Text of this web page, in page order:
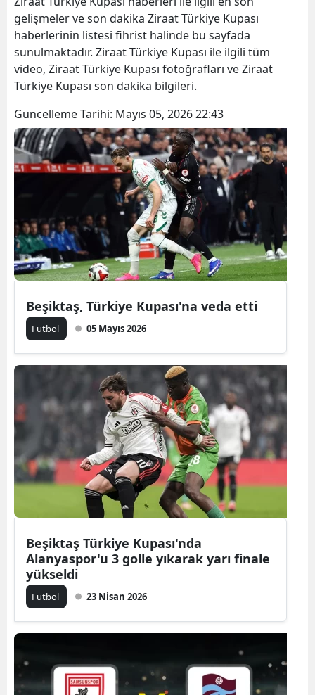
gelişmeler ve son dakika Ziraat Türkiye Kupası
haberlerinin listesi fihrist halinde bu sayfada
sunulmaktadır. Ziraat Türkiye Kupası ile ilgili tüm
video, Ziraat Türkiye Kupası fotoğrafları ve Ziraat
Türkiye Kupası son dakika bilgileri.
Güncelleme Tarihi: Mayıs 05, 2026 22:43
Beşiktaş, Türkiye Kupası'na veda etti
Futbol 05 Mayıs 2026
Beşiktaş Türkiye Kupası'nda
Alanyaspor'u 3 golle yıkarak yarı finale
yükseldi
Futbol 23 Nisan 2026